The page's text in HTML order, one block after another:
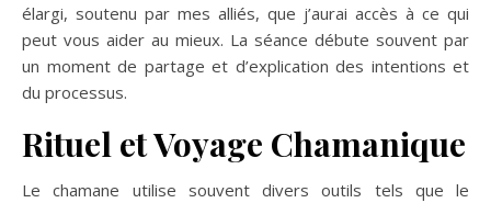
élargi, soutenu par mes alliés, que j’aurai accès à ce qui
peut vous aider au mieux. La séance débute souvent par
un moment de partage et d’explication des intentions et
du processus.
Rituel et Voyage Chamanique
Le chamane utilise souvent divers outils tels que le